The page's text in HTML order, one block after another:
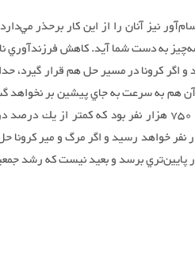
نيز آنان را از اين كار برحذر
به دست شما آيد. كاهش فرزندآوري
و اگر كرونا در مسير حل هم قرار گيرد،
آن هم به سرعت به جاي پيشين بر
جمعيت شايد سالانه حدود 750 هزار نفر بود كه
به كمتر از 500 هزار نفر خواهد رسيد و اگر مرگ و